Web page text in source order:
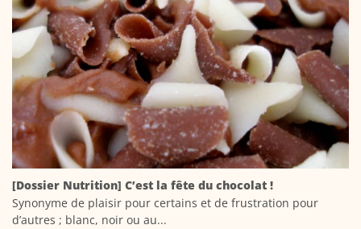
[Dossier Nutrition] C’est la fête du chocolat !
Synonyme de plaisir pour certains et de frustration pour
d’autres ; blanc, noir ou au...